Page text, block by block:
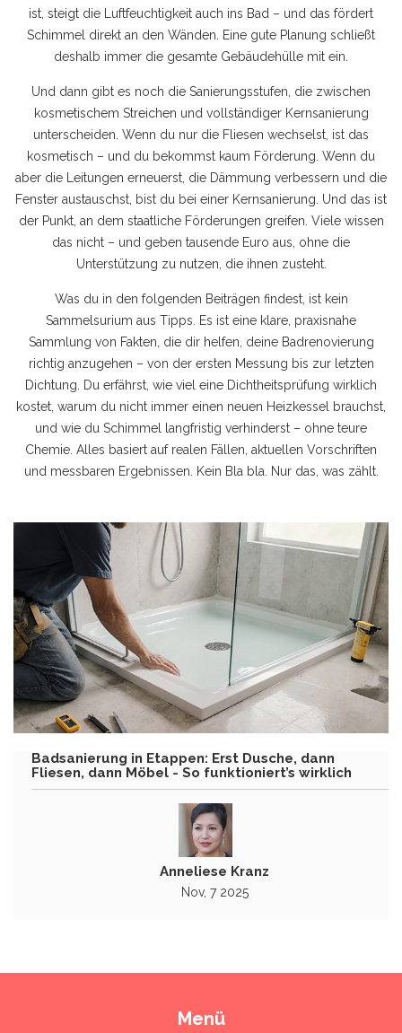
ist, steigt die Luftfeuchtigkeit auch ins Bad – und das fördert
Schimmel direkt an den Wänden. Eine gute Planung schließt
deshalb immer die gesamte Gebäudehülle mit ein.
Und dann gibt es noch die Sanierungsstufen die zwischen
kosmetischem Streichen und vollständiger Kernsanierung
unterscheiden Wenn du nur die Fliesen wechselst, ist das
kosmetisch – und du bekommst kaum Förderung. Wenn du
aber die Leitungen erneuerst, die Dämmung verbessern und die
Fenster austauschst, bist du bei einer Kernsanierung. Und das ist
der Punkt, an dem staatliche Förderungen greifen. Viele wissen
das nicht – und geben tausende Euro aus, ohne die
Unterstützung zu nutzen, die ihnen zusteht.
Was du in den folgenden Beiträgen findest, ist kein
Sammelsurium aus Tipps. Es ist eine klare, praxisnahe
Sammlung von Fakten, die dir helfen, deine Badrenovierung
richtig anzugehen – von der ersten Messung bis zur letzten
Dichtung. Du erfährst, wie viel eine Dichtheitsprüfung wirklich
kostet, warum du nicht immer einen neuen Heizkessel brauchst,
und wie du Schimmel langfristig verhinderst – ohne teure
Chemie. Alles basiert auf realen Fällen, aktuellen Vorschriften
und messbaren Ergebnissen. Kein Bla bla. Nur das, was zählt.
Badsanierung in Etappen: Erst Dusche, dann
Fliesen, dann Möbel - So funktioniert’s wirklich
Anneliese Kranz
Nov, 7 2025
Menü